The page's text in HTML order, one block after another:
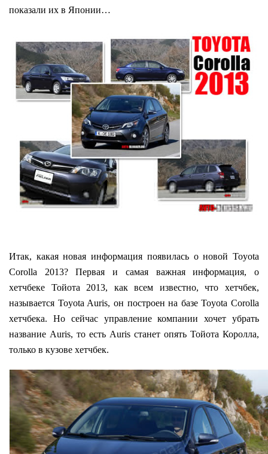
показали их в Японии…
Итак, какая новая информация появилась о новой Toyota
Corolla 2013? Первая и самая важная информация, о
хетчбеке Тойота 2013, как всем известно, что хетчбек,
называется Toyota Auris, он построен на базе Toyota Corolla
хетчбека. Но сейчас управление компании хочет убрать
название Auris, то есть Auris станет опять Тойота Королла,
только в кузове хетчбек.